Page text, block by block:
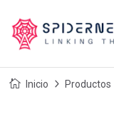
Inicio Productos